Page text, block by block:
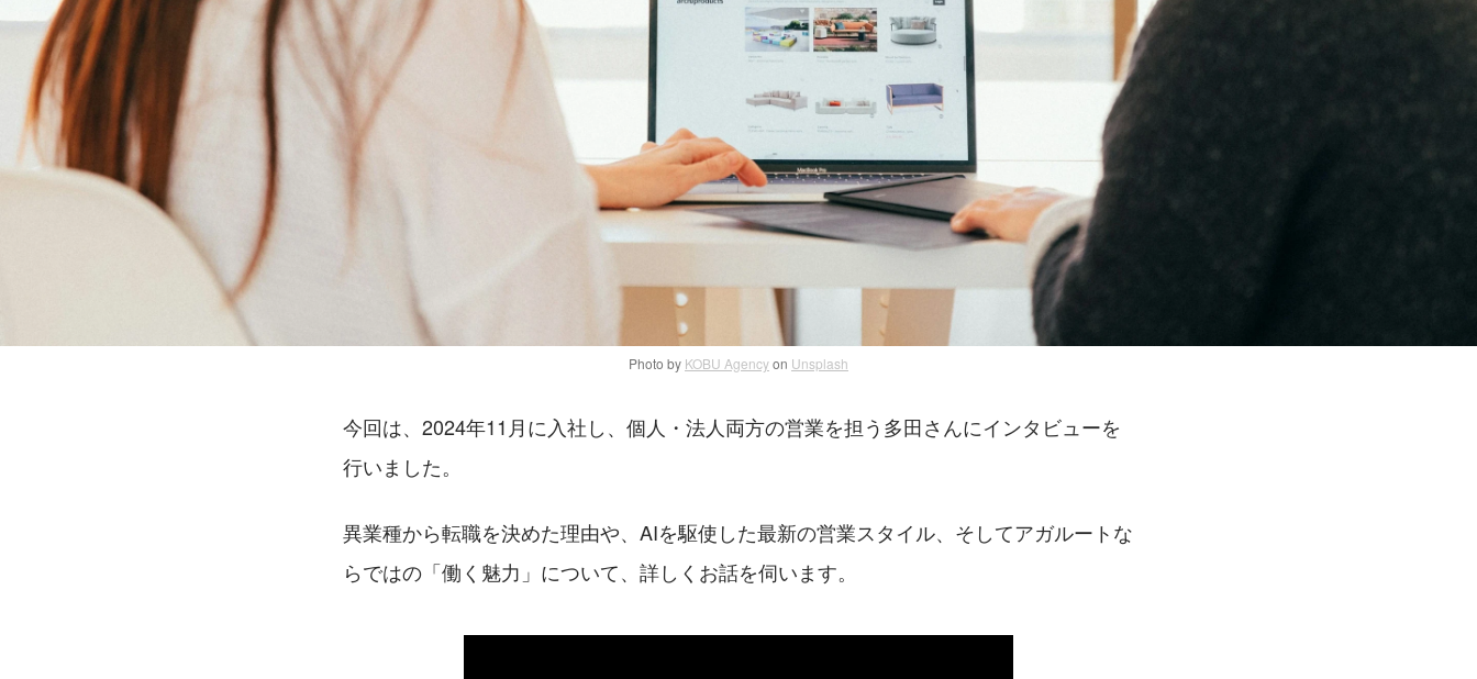
Photo by KOBU Agencyon Unsplash
今回は、2024年11月に入社し、個人・法人両方の営業を担う多田さんにインタビューを
行いました。
異業種から転職を決めた理由や、AIを駆使した最新の営業スタイル、そしてアガルートな
らではの「働く魅力」について、詳しくお話を伺います。